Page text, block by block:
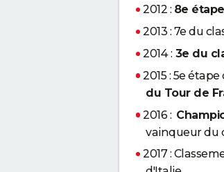
2012 : 8e
2013 : 7e du
2014 : 3e du
2015 : 5e
du Tour de
2016 :
vainqueur du
2017 :